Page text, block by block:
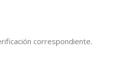
correspondiente.